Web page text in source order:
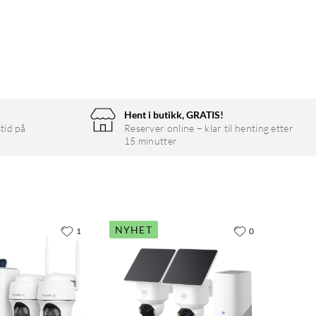
på
Hent i butikk, GRATIS!
Reserver online – klar til henting etter
15 minutter
1 NYHET 0